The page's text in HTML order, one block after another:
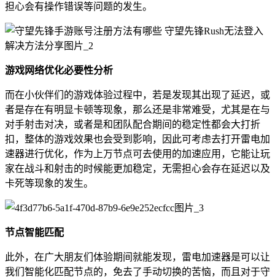
担心会有操作错误等问题的发生。
游戏网络优化必要性分析
而在小伙伴们的游戏体验过程中，若是发现其出现了延迟，或
者是存在有明显卡顿等现象，那么还是非常难受，尤其是在与
对手射击对决，或者是和团队配合期间的稳定性都会大打折
扣，整体的游戏效果也会受到影响，因此可考虑去打开雷电加
速器进行优化，作为上万节点可去使用的加速应用，它能让玩
家在战斗和射击的时候能更加稳定，无需担心会存在延迟以及
卡死等现象的发生。
节点智能匹配
此外，在广大朋友们体验期间就能发现，雷电加速器是可以让
我们智能化匹配节点的，免去了手动切换的苦恼，而且对于守